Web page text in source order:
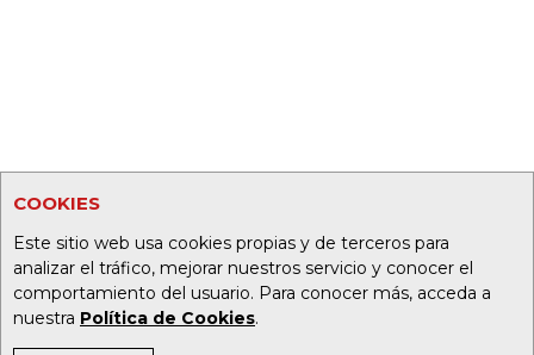
COOKIES
Este sitio web usa cookies propias y de terceros para
analizar el tráfico, mejorar nuestros servicio y conocer el
comportamiento del usuario. Para conocer más, acceda a
nuestra Política de Cookies.